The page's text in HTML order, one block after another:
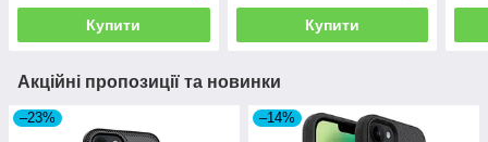
Купити Купити
Акційні пропозиції та новинки
–23% –14%